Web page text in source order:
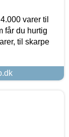
varer til
får du hurtig
til skarpe